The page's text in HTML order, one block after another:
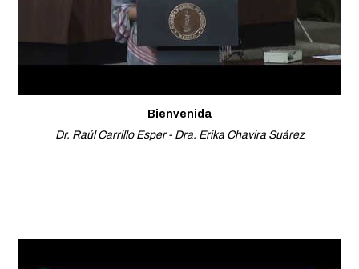
Bienvenida
Dr. Raúl Carrillo Esper - Dra. Erika Chavira Suárez